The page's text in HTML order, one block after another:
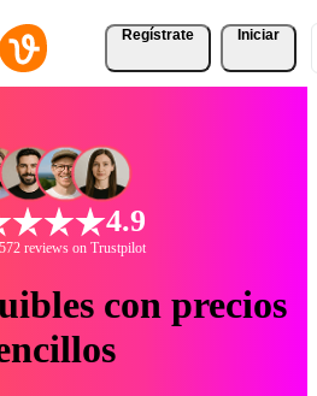
Regístrate Iniciar
4.9
reviews on Trustpilot
con precios